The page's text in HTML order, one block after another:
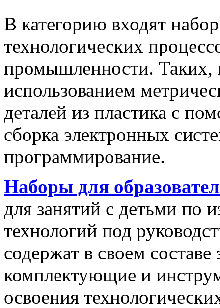
В категорию входят
технологических
промышленности. Таких,
использованием
деталей из пластика с
сборка электронных
программирование.
Наборы для
для занятий с детьми по
технологий под
содержат в своем
комплектующие и
освоения